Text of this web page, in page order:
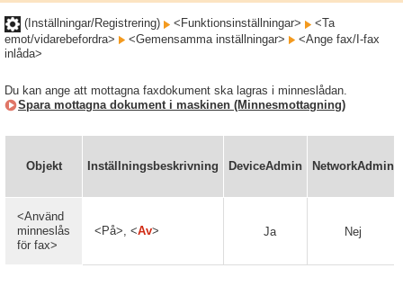
(Inställningar/Registrering) <Funktionsinställningar>
<Ta
emot/vidarebefordra>
<Gemensamma inställningar>
<Ange fax/I-fax
inlåda>
Du kan ange att mottagna faxdokument ska lagras i minneslådan.
Spara mottagna dokument i maskinen (Minnesmottagning)
Objekt Inställningsbeskrivning DeviceAdmin NetworkAdmin
<Använd
minneslås
för fax>
<På>, <Av> Ja Nej